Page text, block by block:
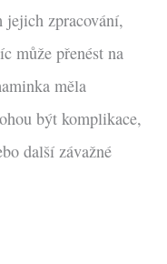
jejich zpracování,
může přenést na
měla
být komplikace,
další závažné